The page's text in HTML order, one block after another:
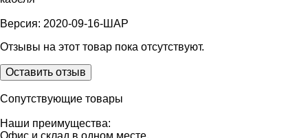
Версия: 2020-09-16-ШАР
Отзывы на этот товар пока отсутствуют.
Оставить отзыв
Сопутствующие товары
Наши преимущества:
Офис и склад в одном месте.